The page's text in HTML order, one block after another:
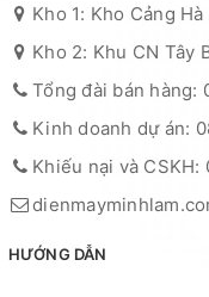
Kho 1: Kho Cảng Hà
Kho 2: Khu CN Tây
Tổng đài bán hàng:
Kinh doanh dự án:
Khiếu nại và CSKH:
HƯỚNG DẪN